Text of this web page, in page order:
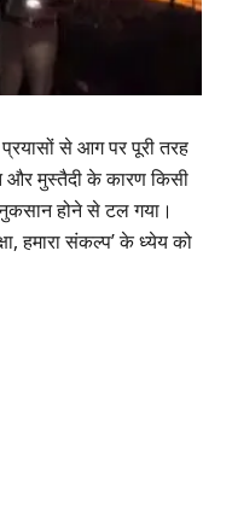
से आग पर पूरी तरह
और मुस्तैदी के कारण किसी
नुकसान होने से टल गया।
हमारा संकल्प’ के ध्येय को